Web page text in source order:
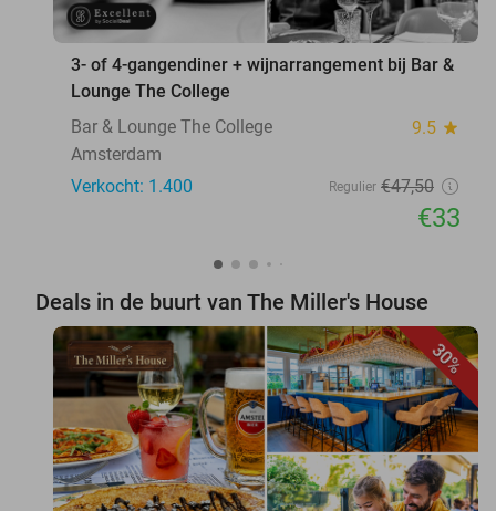
3- of 4-gangendiner + wijnarrangement bij Bar &
Lounge The College
Bar & Lounge The College
9.5 star
Amsterdam
Verkocht: 1.400
Regulier €47,50
€33
Deals in de buurt van The Miller's House
30%